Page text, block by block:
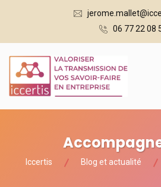
06 77 22 08
Iccertis Blog et actualité